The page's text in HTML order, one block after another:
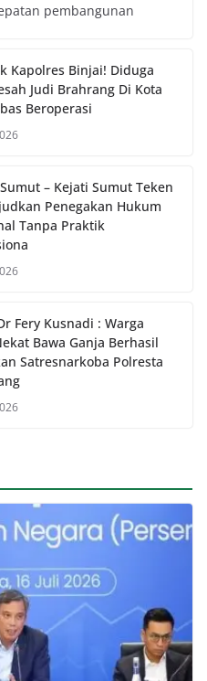
pembangunan
Kapolres Binjai! Diduga
Judi Brahrang Di Kota
Beroperasi
– Kejati Sumut Teken
Penegakan Hukum
Tanpa Praktik
Fery Kusnadi : Warga
Bawa Ganja Berhasil
Satresnarkoba Polresta